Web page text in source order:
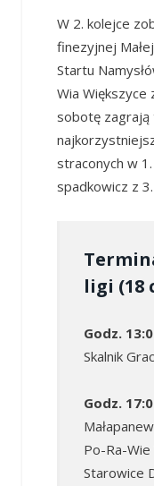
W 2. kolejce
finezyjnej
Startu
Wia Większyce
sobotę zagrają
straconych w
spadkowicz z
ligi (18
Godz.
Skalnik
Godz.
Po-Ra-Wie
Starowice